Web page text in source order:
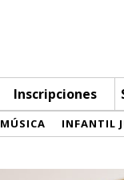
Inscripciones
MÚSICA INFANTIL